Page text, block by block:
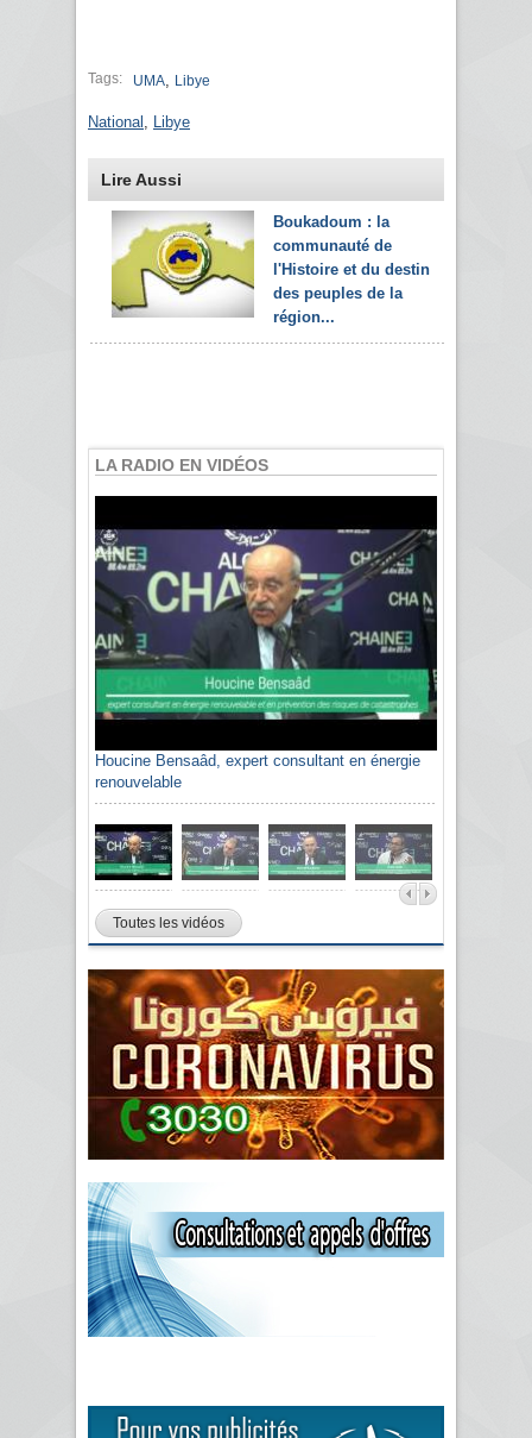
Tags: UMA Libye
National Libye
Lire Aussi
Boukadoum : la
communauté de
l'Histoire et du destin
des peuples de la
région...
LA RADIO EN VIDÉOS
Houcine Bensaâd, expert consultant en énergie
renouvelable
Sami Agli, président de la Confédération
algérienne du patronat citoyen CAPC
Toutes les vidéos